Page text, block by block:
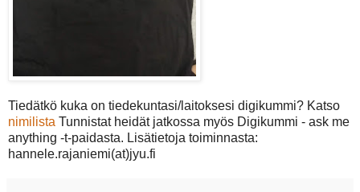
Tiedätkö kuka on tiedekuntasi/laitoksesi digikummi? Katso
nimilista Tunnistat heidät jatkossa myös Digikummi - ask me
anything -t-paidasta. Lisätietoja toiminnasta:
hannele.rajaniemi(at)jyu.fi